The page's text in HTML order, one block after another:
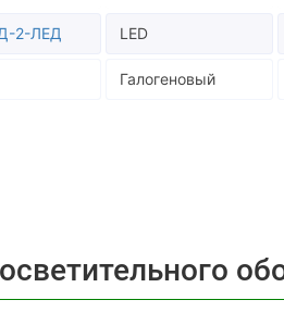
2-ЛЕД LED
Галогеновый